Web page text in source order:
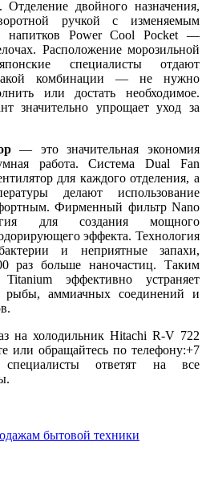
двойного назначения,
ручкой с изменяемым
напитков Power Cool Pocket —
Расположение морозильной
специалисты отдают
комбинации — не нужно
или достать необходимое.
значительно упрощает уход за
— это значительная экономия
работа. Система Dual Fan
для каждого отделения, а
делают использование
Фирменный фильтр Nano
для создания мощного
эффекта. Технология
и неприятные запахи,
раз больше наночастиц. Таким
эффективно устраняет
рыбы, аммиачных соединений и
на холодильник Hitachi R-V 722
или обращайтесь по телефону:+7
ответят на все
бытовой техники